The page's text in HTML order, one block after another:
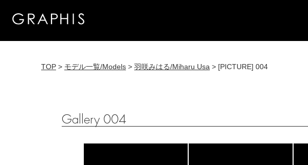
TOP > モデル一覧/Models > 羽咲みはる/Miharu Usa > [PICTURE] 004
Gallery 004